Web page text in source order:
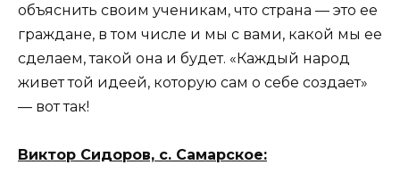
объяснить своим ученикам, что страна — это ее
граждане, в том числе и мы с вами, какой мы ее
сделаем, такой она и будет. «Каждый народ
живет той идеей, которую сам о себе создает»
— вот так!
Виктор Сидоров, с. Самарское: